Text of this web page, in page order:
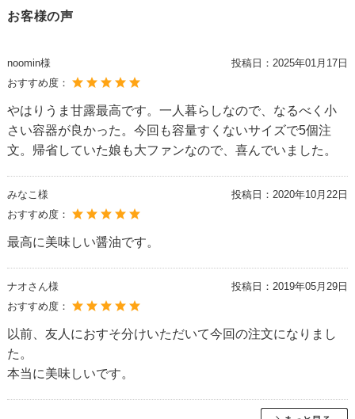
お客様の声
noomin様 投稿日： 2025年01月17日
おすすめ度：
やはりうま甘露最高です。一人暮らしなので、なるべく小
さい容器が良かった。今回も容量すくないサイズで5個注
文。帰省していた娘も大ファンなので、喜んでいました。
みなこ様 投稿日： 2020年10月22日
おすすめ度：
最高に美味しい醤油です。
ナオさん様 投稿日： 2019年05月29日
おすすめ度：
以前、友人におすそ分けいただいて今回の注文になりまし
た。
本当に美味しいです。